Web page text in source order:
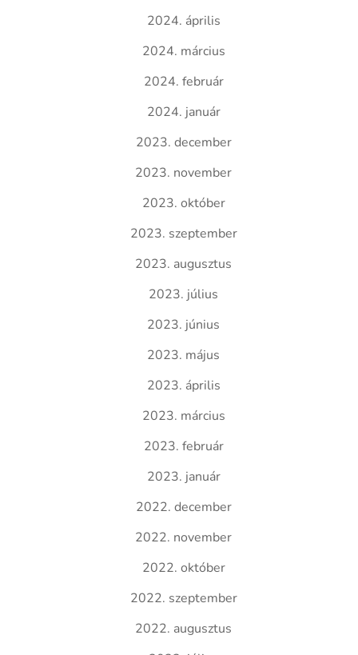
2024. április
2024. március
2024. február
2024. január
2023. december
2023. november
2023. október
2023. szeptember
2023. augusztus
2023. július
2023. június
2023. május
2023. április
2023. március
2023. február
2023. január
2022. december
2022. november
2022. október
2022. szeptember
2022. augusztus